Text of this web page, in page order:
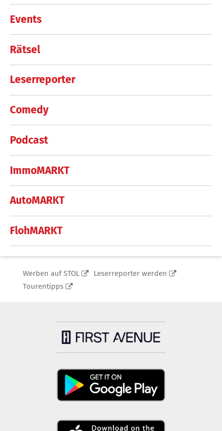
Events
Rätsel
Leserreporter
Comedy
Podcast
ImmoMARKT
AutoMARKT
FlohMARKT
Werben auf STOL
Leserreporter werden
Tourentipps